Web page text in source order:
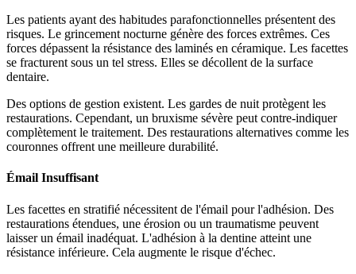
Les patients ayant des habitudes parafonctionnelles présentent des
risques. Le grincement nocturne génère des forces extrêmes. Ces
forces dépassent la résistance des laminés en céramique. Les facettes
se fracturent sous un tel stress. Elles se décollent de la surface
dentaire.
Des options de gestion existent. Les gardes de nuit protègent les
restaurations. Cependant, un bruxisme sévère peut contre-indiquer
complètement le traitement. Des restaurations alternatives comme les
couronnes offrent une meilleure durabilité.
Émail Insuffisant
Les facettes en stratifié nécessitent de l'émail pour l'adhésion. Des
restaurations étendues, une érosion ou un traumatisme peuvent
laisser un émail inadéquat. L'adhésion à la dentine atteint une
résistance inférieure. Cela augmente le risque d'échec.